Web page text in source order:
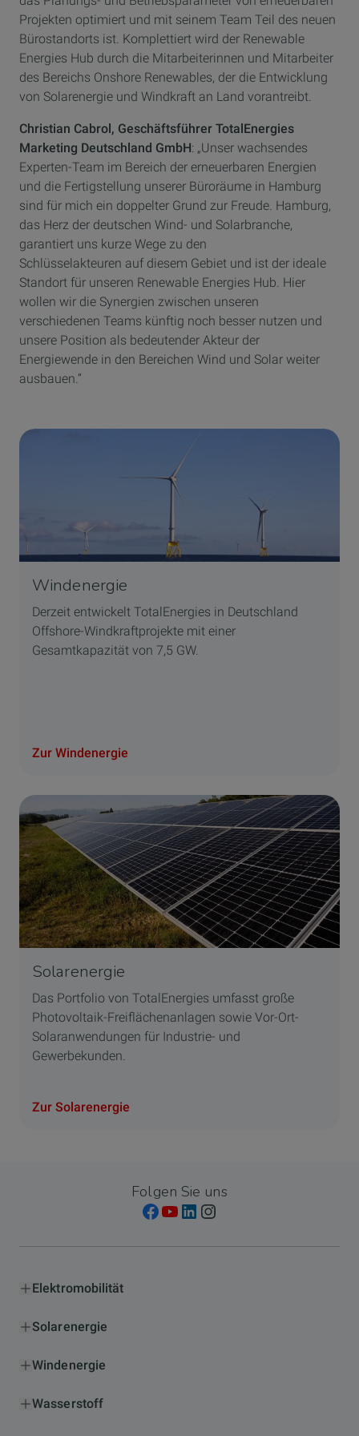
Projekten optimiert und mit seinem Team Teil des neuen
Bürostandorts ist. Komplettiert wird der Renewable
Energies Hub durch die Mitarbeiterinnen und Mitarbeiter
des Bereichs Onshore Renewables, der die Entwicklung
von Solarenergie und Windkraft an Land vorantreibt.
Christian Cabrol, Geschäftsführer TotalEnergies
Marketing Deutschland GmbH: „Unser wachsendes
Experten-Team im Bereich der erneuerbaren Energien
und die Fertigstellung unserer Büroräume in Hamburg
sind für mich ein doppelter Grund zur Freude. Hamburg,
das Herz der deutschen Wind- und Solarbranche,
garantiert uns kurze Wege zu den
Schlüsselakteuren auf diesem Gebiet und ist der ideale
Standort für unseren Renewable Energies Hub. Hier
wollen wir die Synergien zwischen unseren
verschiedenen Teams künftig noch besser nutzen und
unsere Position als bedeutender Akteur der
Energiewende in den Bereichen Wind und Solar weiter
ausbauen.“
Windenergie
Derzeit entwickelt TotalEnergies in Deutschland
Offshore-Windkraftprojekte mit einer
Gesamtkapazität von 7,5 GW.
Zur Windenergie
Solarenergie
Das Portfolio von TotalEnergies umfasst große
Photovoltaik-Freiflächenanlagen sowie Vor-Ort-
Solaranwendungen für Industrie- und
Gewerbekunden.
Zur Solarenergie
Folgen Sie uns
Elektromobilität
Solarenergie
Windenergie
Wasserstoff